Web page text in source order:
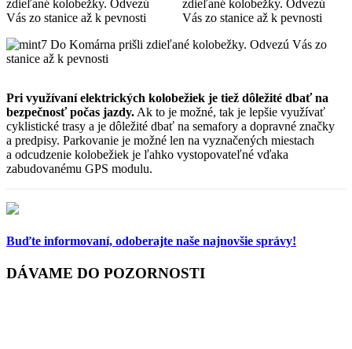
Pri využívaní elektrických kolobežiek je tiež dôležité dbať na
bezpečnosť počas jazdy. Ak to je možné, tak je lepšie využívať
cyklistické trasy a je dôležité dbať na semafory a dopravné značky
a predpisy. Parkovanie je možné len na vyznačených miestach
a odcudzenie kolobežiek je ľahko vystopovateľné vďaka
zabudovanému GPS modulu.
Buďte informovaní, odoberajte naše najnovšie správy!
DÁVAME DO POZORNOSTI